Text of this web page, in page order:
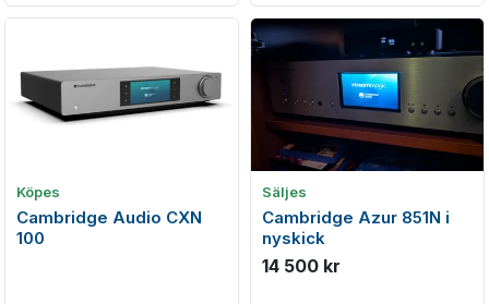
Köpes
Cambridge Audio CXN
100
Säljes
Cambridge Azur 851N i
nyskick
14 500 kr